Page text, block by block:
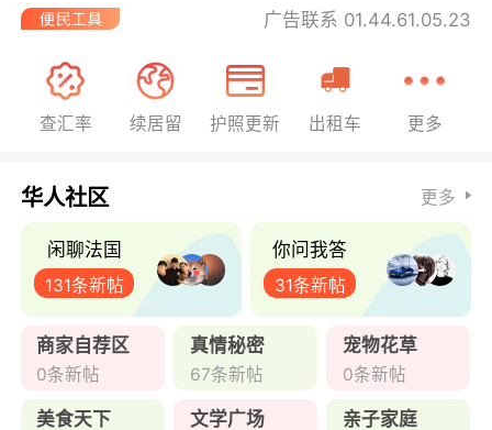
广告联系 01.44.61.05.23
查汇率 续居留 护照更新 出租车 更多
华人社区 更多
闲聊法国
131条新帖
你问我答
31条新帖
商家自荐区
0条新帖
真情秘密
67条新帖
宠物花草
0条新帖
美食天下 文学广场 亲子家庭